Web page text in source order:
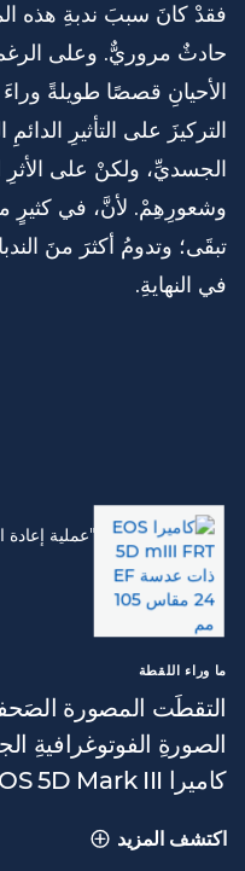
فقدْ كانَ سببَ ندبةِ هذه
حادثٌ مروريٌّ. وعلى
الأحيانِ قصصًا طويلةً
التركيزَ على التأثيرِ
الجسديِّ، ولكنْ على
وشعورِهِمْ. لأنَّ، في كثيرٍ
تبقَى؛ وتدومُ أكثرَ منَ
في النهايةِ.
ما وراء اللقطة
التقطَت المصورة
الصورةِ الفوتوغرافيةِ
كاميرا EOS 5D Mark III من Canon.
ما وراء اللقطة
اكتشف المزيد